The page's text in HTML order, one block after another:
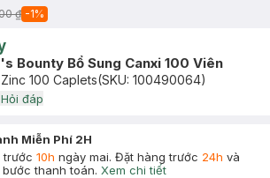
₫ -1%
Bounty Bổ Sung Canxi 100 Viên
100 Caplets(SKU: 100490064)
Hỏi đáp
Miễn Phí 2H
trước 10h ngày mai. Đặt hàng trước 24h và
bước thanh toán. Xem chi tiết